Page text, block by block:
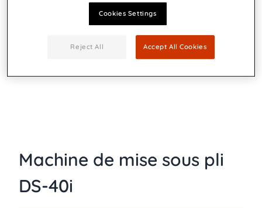
expéditeur (DRH/DAF). Garantie
d'une plus grande confidentialité
Machine de mise sous pli
DS-40i
Cookies Settings
Reject All Accept All Cookies